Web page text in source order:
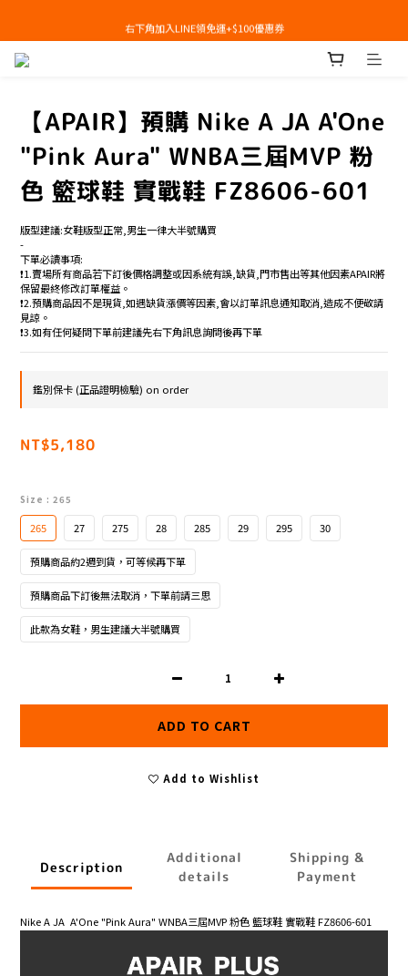
右下角加入LINE領免運+$100優惠券
右下角加入LINE領免運+$100優惠券
即日起，預購商品可提供部分訂金後尾款貨到付款(需協助請洽官line:@apair)
【APAIR】預購 Nike A JA A'One
"Pink Aura" WNBA三屆MVP 粉
色 籃球鞋 實戰鞋 FZ8606-601
版型建議:女鞋版型正常,男生一律大半號購買
-
下單必讀事項:
❗️1.賣場所有商品若下訂後價格調整或因系統有誤,缺貨,門市售出等其他因素APAIR將
保留最終修改訂單權益。
❗️2.預購商品因不是現貨,如遇缺貨漲價等因素,會以訂單訊息通知取消,造成不便敬請
見諒。
❗️3.如有任何疑問下單前建議先右下角訊息詢問後再下單
鑑別保卡 (正品證明檢驗) on order
NT$5,180
Size : 265
265 27 275 28 285 29 295 30
預購商品約2週到貨，可等候再下單
預購商品下訂後無法取消，下單前請三思
此款為女鞋，男生建議大半號購買
ADD TO CART
Add to Wishlist
Description
Additional
details
Shipping &
Payment
Nike A JA A'One "Pink Aura" WNBA三屆MVP 粉色 籃球鞋 實戰鞋 FZ8606-601